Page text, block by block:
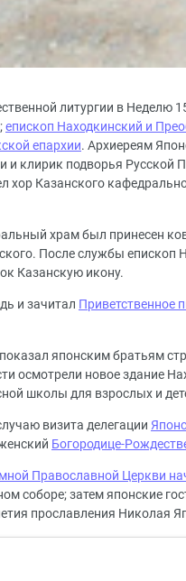
литургии в Неделю
;епископ Находкинский и
епархии. Архиереям
и клирик подворья Русской
хор Казанского
храм был принесен
После службы епископ
Казанскую икону.
и зачитал Приветственное
японским братьям
осмотрели новое здание
школы для взрослых и
визита делегации
Богородице-
Православной Церкви
соборе; затем японские
прославления Николая